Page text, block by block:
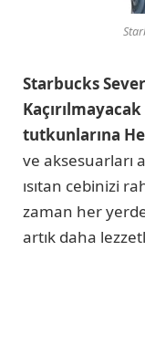
Starbucks
tutkunlarına
ve aksesuarları
ısıtan cebinizi
zaman her
artık daha